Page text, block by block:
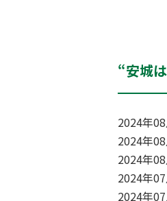
“安城
2024年
2024年
2024年
2024年
2024年